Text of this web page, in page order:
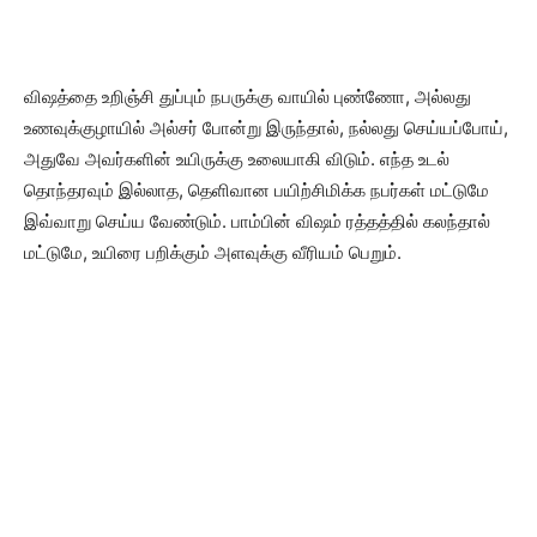
விஷத்தை உறிஞ்சி துப்பும் நபருக்கு வாயில் புண்ணோ, அல்லது
உணவுக்குழாயில் அல்சர் போன்று இருந்தால், நல்லது செய்யப்போய்,
அதுவே அவர்களின் உயிருக்கு உலையாகி விடும். எந்த உடல்
தொந்தரவும் இல்லாத, தெளிவான பயிற்சிமிக்க நபர்கள் மட்டுமே
இவ்வாறு செய்ய வேண்டும். பாம்பின் விஷம் ரத்தத்தில் கலந்தால்
மட்டுமே, உயிரை பறிக்கும் அளவுக்கு வீரியம் பெறும்.